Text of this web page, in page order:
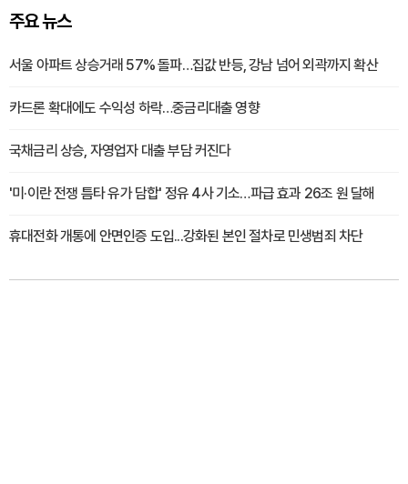
주요 뉴스
서울 아파트 상승거래 57% 돌파…집값 반등, 강남 넘어 외곽까지 확산
카드론 확대에도 수익성 하락…중금리대출 영향
국채금리 상승, 자영업자 대출 부담 커진다
'미·이란 전쟁 틈타 유가 담합' 정유 4사 기소…파급 효과 26조 원 달해
휴대전화 개통에 안면인증 도입...강화된 본인 절차로 민생범죄 차단